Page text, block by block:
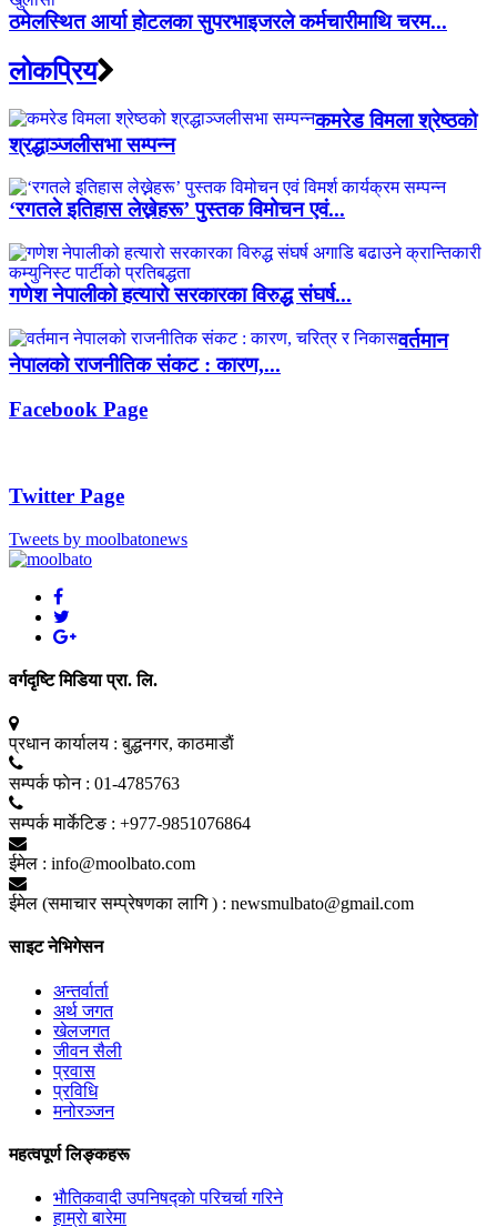
ठमेलस्थित आर्या होटलका सुपरभाइजरले कर्मचारीमाथि चरम...
लाेकप्रिय
कमरेड विमला श्रेष्ठको
श्रद्धाञ्जलीसभा सम्पन्न
‘रगतले इतिहास लेख्नेहरू’ पुस्तक विमोचन एवं...
गणेश नेपालीको हत्यारो सरकारका विरुद्ध संघर्ष...
वर्तमान
नेपालको राजनीतिक संकट : कारण,...
Facebook Page
Twitter Page
Tweets by moolbatonews
वर्गदृष्टि मिडिया प्रा. लि.
प्रधान कार्यालय : बुद्धनगर, काठमाडाैं
सम्पर्क फाेन : 01-4785763
सम्पर्क मार्केटिङ : +977-9851076864
ईमेल : info@moolbato.com
ईमेल (समाचार सम्प्रेषणका लागि ) : newsmulbato@gmail.com
साइट नेभिगेसन
अन्तर्वार्ता
अर्थ जगत
खेलजगत
जीवन सैली
प्रवास
प्रविधि
मनोरञ्जन
महत्वपूर्ण लिङ्कहरू
भाैतिकवादी उपनिषद्काे परिचर्चा गरिने
हाम्राे बारेमा